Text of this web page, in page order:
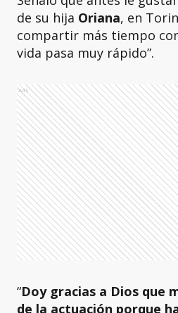
de su hija Oriana, en
compartir más tiempo
vida pasa muy rápido”.
Ads
“Doy gracias a Dios que
de la actuación porque